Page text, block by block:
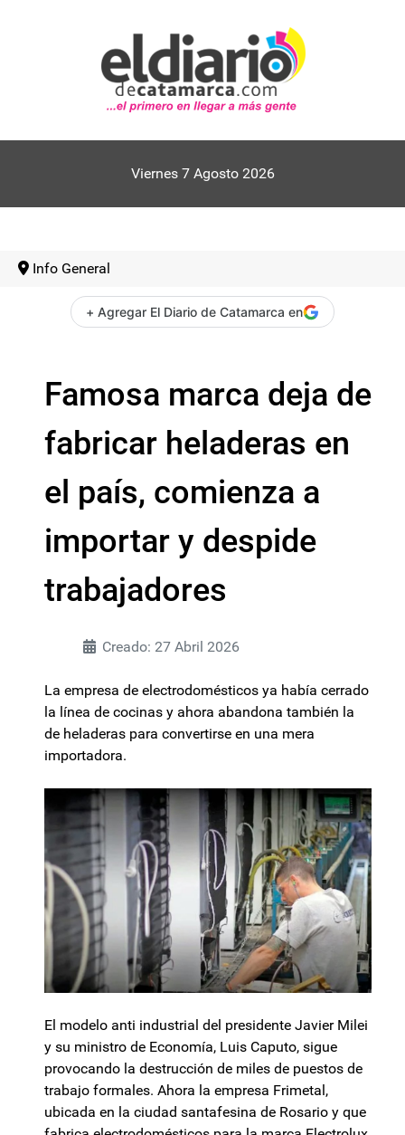
Viernes 7 Agosto 2026
Info General
+ Agregar El Diario de Catamarca en
Famosa marca deja de
fabricar heladeras en
el país, comienza a
importar y despide
trabajadores
Creado: 27 Abril 2026
La empresa de electrodomésticos ya había cerrado
la línea de cocinas y ahora abandona también la
de heladeras para convertirse en una mera
importadora.
El modelo anti industrial del presidente Javier Milei
y su ministro de Economía, Luis Caputo, sigue
provocando la destrucción de miles de puestos de
trabajo formales. Ahora la empresa Frimetal,
ubicada en la ciudad santafesina de Rosario y que